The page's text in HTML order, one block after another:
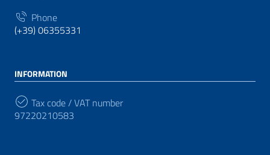
Phone
(+39) 06355331
INFORMATION
Tax code / VAT number
97220210583